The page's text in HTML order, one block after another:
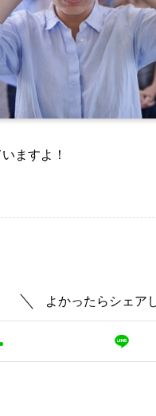
ますよ！
よかったらシェア